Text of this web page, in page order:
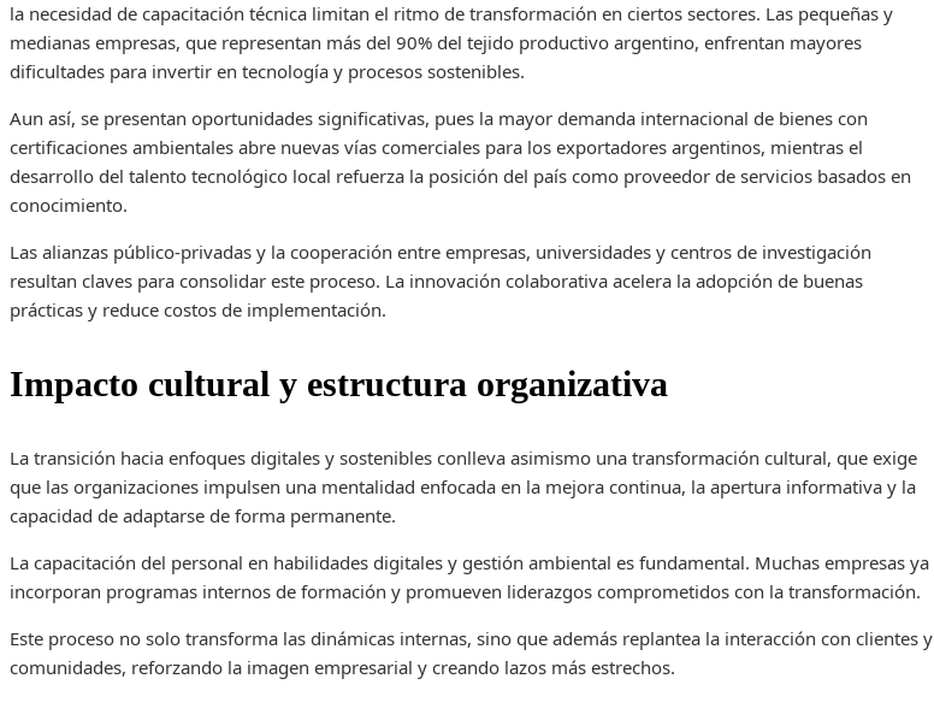
la necesidad de capacitación técnica limitan el ritmo de transformación en ciertos sectores. Las pequeñas y
medianas empresas, que representan más del 90% del tejido productivo argentino, enfrentan mayores
dificultades para invertir en tecnología y procesos sostenibles.
Aun así, se presentan oportunidades significativas, pues la mayor demanda internacional de bienes con
certificaciones ambientales abre nuevas vías comerciales para los exportadores argentinos, mientras el
desarrollo del talento tecnológico local refuerza la posición del país como proveedor de servicios basados en
conocimiento.
Las alianzas público-privadas y la cooperación entre empresas, universidades y centros de investigación
resultan claves para consolidar este proceso. La innovación colaborativa acelera la adopción de buenas
prácticas y reduce costos de implementación.
Impacto cultural y estructura organizativa
La transición hacia enfoques digitales y sostenibles conlleva asimismo una transformación cultural, que exige
que las organizaciones impulsen una mentalidad enfocada en la mejora continua, la apertura informativa y la
capacidad de adaptarse de forma permanente.
La capacitación del personal en habilidades digitales y gestión ambiental es fundamental. Muchas empresas ya
incorporan programas internos de formación y promueven liderazgos comprometidos con la transformación.
Este proceso no solo transforma las dinámicas internas, sino que además replantea la interacción con clientes y
comunidades, reforzando la imagen empresarial y creando lazos más estrechos.